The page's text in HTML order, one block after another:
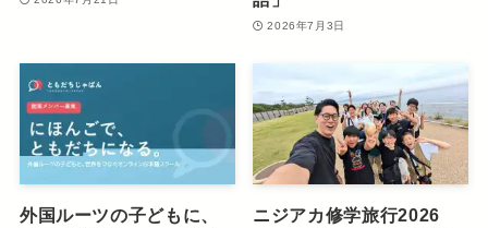
2026年7月3日
外国ルーツの子どもに、
ニジアカ修学旅行2026